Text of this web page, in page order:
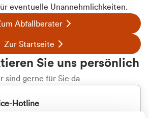
eventuelle Unannehmlichkeiten.
Abfallberater
Zur Startseite
Sie uns persönlich
sind gerne für Sie da
Hotline